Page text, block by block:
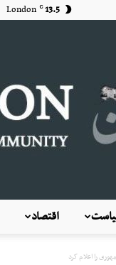
13.5
C
London
اقتصاد
را اعلام کرد